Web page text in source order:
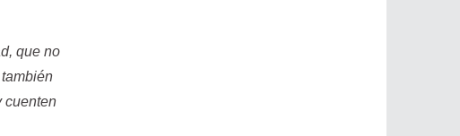
que no
cuenten